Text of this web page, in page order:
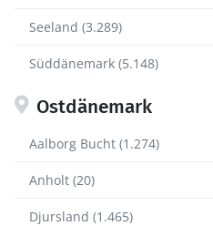
Seeland (3.289)
Süddänemark (5.148)
Ostdänemark
Aalborg Bucht (1.274)
Anholt (20)
Djursland (1.465)